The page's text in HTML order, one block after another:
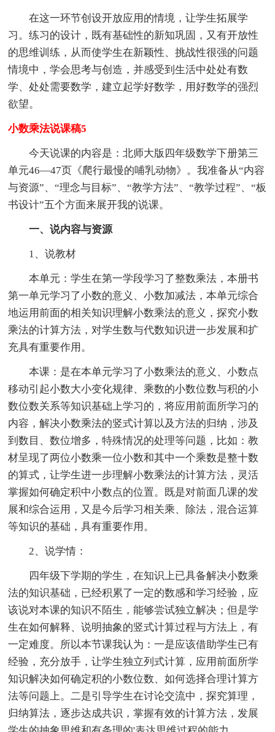
在这一环节创设开放应用的情境，让学生拓展学
习。练习的设计，既有基础性的新知巩固，又有开放性
的思维训练，从而使学生在新颖性、挑战性很强的问题
情境中，学会思考与创造，并感受到生活中处处有数
学、处处需要数学，建立起学好数学，用好数学的强烈
欲望。
小数乘法说课稿5
今天说课的内容是：北师大版四年级数学下册第三
单元46—47页《爬行最慢的哺乳动物》。我准备从“内容
与资源”、“理念与目标”、“教学方法”、“教学过程”、“板
书设计”五个方面来展开我的说课。
一、说内容与资源
1、说教材
本单元：学生在第一学段学习了整数乘法，本册书
第一单元学习了小数的意义、小数加减法，本单元综合
地运用前面的相关知识理解小数乘法的意义，探究小数
乘法的计算方法，对学生数与代数知识进一步发展和扩
充具有重要作用。
本课：是在本单元学习了小数乘法的意义、小数点
移动引起小数大小变化规律、乘数的小数位数与积的小
数位数关系等知识基础上学习的，将应用前面所学习的
内容，解决小数乘法的竖式计算以及方法的归纳，涉及
到数目、数位增多，特殊情况的处理等问题，比如：教
材呈现了两位小数乘一位小数和其中一个乘数是整十数
的算式，让学生进一步理解小数乘法的计算方法，灵活
掌握如何确定积中小数点的位置。既是对前面几课的发
展和综合运用，又是今后学习相关乘、除法，混合运算
等知识的基础，具有重要作用。
2、说学情：
四年级下学期的学生，在知识上已具备解决小数乘
法的知识基础，已经积累了一定的数感和学习经验，应
该说对本课的知识不陌生，能够尝试独立解决；但是学
生在如何解释、说明抽象的竖式计算过程与方法上，有
一定难度。所以本节课我认为：一是应该借助学生已有
经验，充分放手，让学生独立列式计算，应用前面所学
知识解决如何确定积的小数位数、如何选择合理计算方
法等问题上。二是引导学生在讨论交流中，探究算理，
归纳算法，逐步达成共识，掌握有效的计算方法，发展